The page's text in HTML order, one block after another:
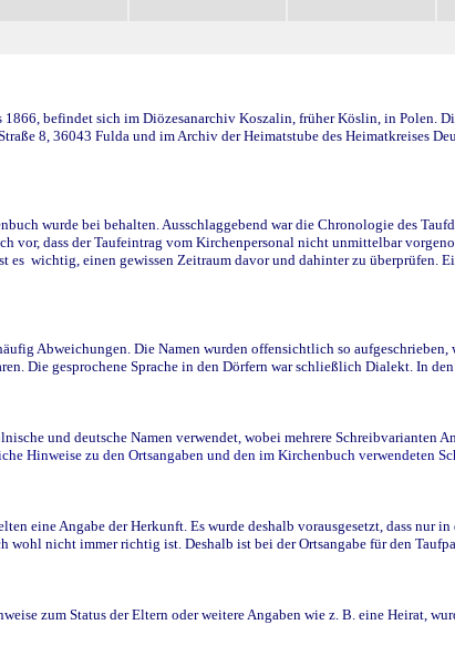
befindet sich im Diözesanarchiv Koszalin, früher Köslin, in
8, 36043 Fulda und im Archiv der Heimatstube des Heimatkreises
wurde bei behalten. Ausschlaggebend war die Chronologie des
vor, dass der Taufeintrag vom Kirchenpersonal nicht unmittelbar
es wichtig, einen gewissen Zeitraum davor und dahinter zu überprüfen.
Abweichungen. Die Namen wurden offensichtlich so
Die gesprochene Sprache in den Dörfern war schließlich Dialekt. In
und deutsche Namen verwendet, wobei mehrere Schreibvarianten
Hinweise zu den Ortsangaben und den im Kirchenbuch verwendeten
eine Angabe der Herkunft. Es wurde deshalb vorausgesetzt, dass
wohl nicht immer richtig ist. Deshalb ist bei der Ortsangabe für den
zum Status der Eltern oder weitere Angaben wie z. B. eine Heirat,